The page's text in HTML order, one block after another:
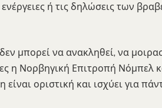
ή τις δηλώσεις των
μπορεί να ανακληθεί, να
η Νορβηγική Επιτροπή Νόμπελ
οριστική και ισχύει για